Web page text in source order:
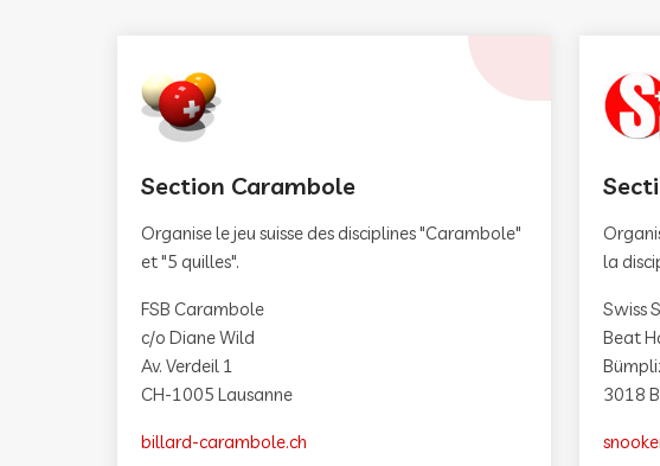
Section Carambole
Organise le jeu suisse des disciplines "Carambole"
et "5 quilles".
FSB Carambole
c/o Diane Wild
Av. Verdeil 1
CH-1005 Lausanne
billard-carambole.ch
la
Swiss
Beat
3018